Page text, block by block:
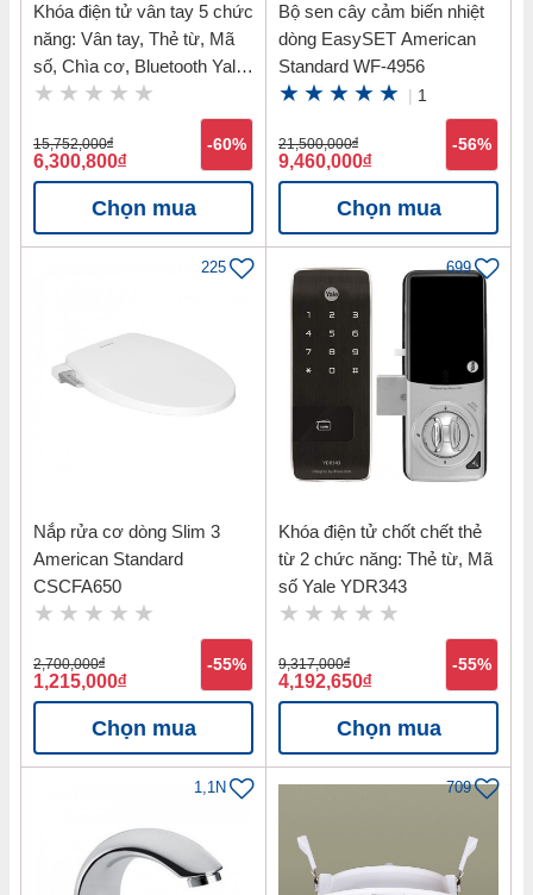
Khóa điện tử vân tay 5 chức
năng: Vân tay, Thẻ từ, Mã
số, Chìa cơ, Bluetooth Yale
YDM7116 MB
15,752,000đ
6,300,800đ
-60%
Chọn mua
Bộ sen cây cảm biến nhiệt
dòng EasySET American
Standard WF-4956
| 1
21,500,000đ
9,460,000đ
-56%
Chọn mua
225
Nắp rửa cơ dòng Slim 3
American Standard
CSCFA650
2,700,000đ
1,215,000đ
-55%
Chọn mua
699
Khóa điện tử chốt chết thẻ
từ 2 chức năng: Thẻ từ, Mã
số Yale YDR343
9,317,000đ
4,192,650đ
-55%
Chọn mua
1,1N 709